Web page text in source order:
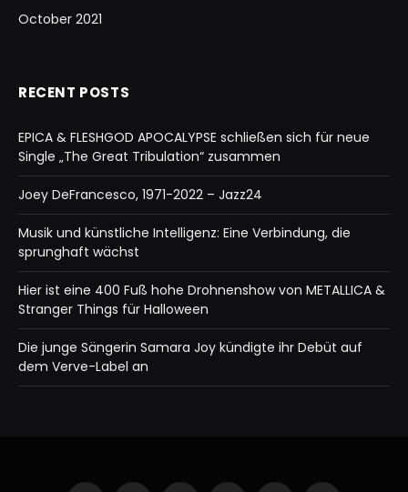
October 2021
RECENT POSTS
EPICA & FLESHGOD APOCALYPSE schließen sich für neue
Single „The Great Tribulation“ zusammen
Joey DeFrancesco, 1971-2022 – Jazz24
Musik und künstliche Intelligenz: Eine Verbindung, die
sprunghaft wächst
Hier ist eine 400 Fuß hohe Drohnenshow von METALLICA &
Stranger Things für Halloween
Die junge Sängerin Samara Joy kündigte ihr Debüt auf
dem Verve-Label an